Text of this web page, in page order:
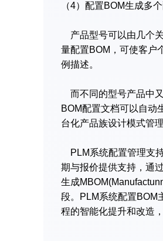
（4）配置BOM生成多
产品型号可以由几个
量配置BOM，可使客户
例描述。
而不同的型号产品中
BOM配置文档可以自动
台化产品族设计模式管
PLM系统配置管理支
期与报价提供支持，通
生成
段。PLM系统配置BOM
程的智能化提升和改造